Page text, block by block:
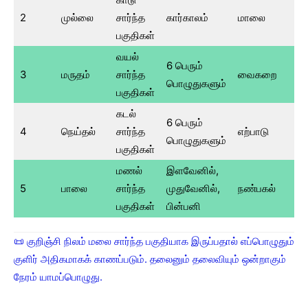
2 முல்லை
சார்ந்த
பகுதிகள்
கார்காலம் மாலை
3 மருதம்
வயல்
சார்ந்த
பகுதிகள்
6 பெரும்
பொழுதுகளும்
வைகறை
4 நெய்தல்
கடல்
சார்ந்த
பகுதிகள்
6 பெரும்
பொழுதுகளும்
எற்பாடு
5 பாலை
மணல்
சார்ந்த
பகுதிகள்
இளவேனில்,
முதுவேனில்,
பின்பனி
நண்பகல்
📜 குறிஞ்சி நிலம் மலை சார்ந்த பகுதியாக இருப்பதால் எப்பொழுதும்
குளிர் அதிகமாகக் காணப்படும். தலைனும் தலைவியும் ஒன்றாகும்
நேரம் யாமப்பொழுது.